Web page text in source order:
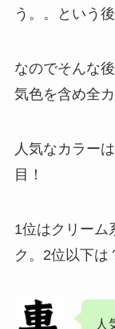
う。。という
なのでそんな
気色を含め全
人気なカラー
目！
1位はクリーム
ク。2位以下は
人